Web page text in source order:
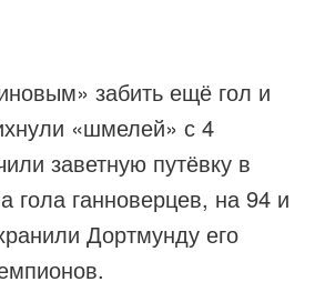
забить ещё гол и
«шмелей» с 4
заветную путёвку в
гола ганноверцев, на 94 и
Дортмунду его